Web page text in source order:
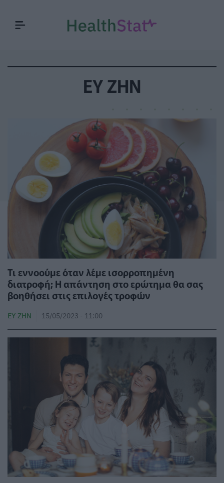
ΕΥ ΖΗΝ
Τι εννοούμε όταν λέμε ισορροπημένη
διατροφή; Η απάντηση στο ερώτημα θα σας
βοηθήσει στις επιλογές τροφών
ΕΥ ΖΗΝ 15/05/2023 - 11:00